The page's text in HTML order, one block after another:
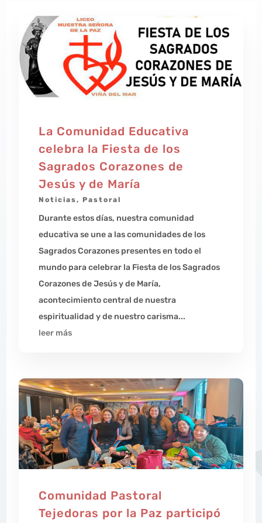
La Comunidad Educativa
celebra la Fiesta de los
Sagrados Corazones de
Jesús y de María
Noticias, Pastoral
Durante estos días, nuestra comunidad
educativa se une a las comunidades de los
Sagrados Corazones presentes en todo el
mundo para celebrar la Fiesta de los Sagrados
Corazones de Jesús y de María,
acontecimiento central de nuestra
espiritualidad y de nuestro carisma...
leer más
Comunidad Pastoral
Tejedoras por la Paz participó